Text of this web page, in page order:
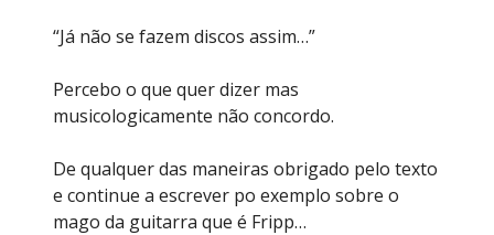
“Já não se fazem discos assim…”
Percebo o que quer dizer mas
musicologicamente não concordo.
De qualquer das maneiras obrigado pelo texto
e continue a escrever po exemplo sobre o
mago da guitarra que é Fripp…